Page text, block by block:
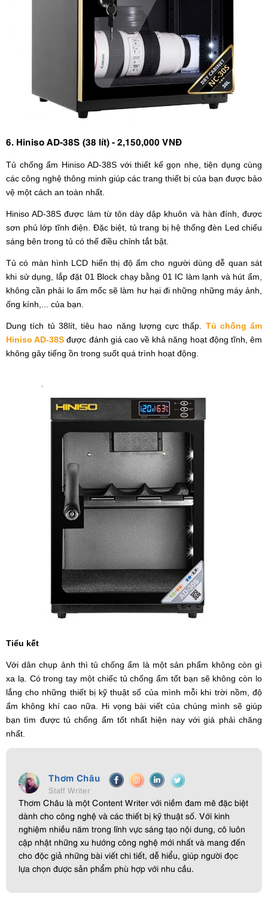
6. Hiniso AD-38S (38 lít) - 2,150,000 VNĐ
Tủ chống ẩm Hiniso AD-38S với thiết kế gọn nhẹ, tiện dụng cùng
các công nghệ thông minh giúp các trang thiết bị của bạn được bảo
vệ một cách an toàn nhất.
Hiniso AD-38S được làm từ tôn dày dập khuôn và hàn đính, được
sơn phủ lớp tĩnh điện. Đặc biệt, tủ trang bị hệ thống đèn Led chiếu
sáng bên trong tủ có thể điều chỉnh tắt bật.
Tủ có màn hình LCD hiển thị độ ẩm cho người dùng dễ quan sát
khi sử dụng, lắp đặt 01 Block chạy bằng 01 IC làm lạnh và hút ẩm,
không cần phải lo ẩm mốc sẽ làm hư hại đi những những máy ảnh,
ống kính,... của bạn.
Dung tích tủ 38lít, tiêu hao năng lượng cực thấp. Tủ chống ẩm
Hiniso AD-38S được đánh giá cao về khả năng hoạt động tĩnh, êm
không gây tiếng ồn trong suốt quá trình hoạt động.
Tiểu kết
Với dân chụp ảnh thì tủ chống ẩm là một sản phẩm không còn gì
xa lạ. Có trong tay một chiếc tủ chống ẩm tốt bạn sẽ không còn lo
lắng cho những thiết bị kỹ thuật số của mình mỗi khi trời nồm, độ
ẩm không khí cao nữa. Hi vọng bài viết của chúng mình sẽ giúp
bạn tìm được tủ chống ẩm tốt nhất hiện nay với giá phải chăng
nhất.
Thơm Châu
Staff Writer
Thơm Châu là một Content Writer với niềm đam mê đặc biệt
dành cho công nghệ và các thiết bị kỹ thuật số. Với kinh
nghiệm nhiều năm trong lĩnh vực sáng tạo nội dung, cô luôn
cập nhật những xu hướng công nghệ mới nhất và mang đến
cho độc giả những bài viết chi tiết, dễ hiểu, giúp người đọc
lựa chọn được sản phẩm phù hợp với nhu cầu.